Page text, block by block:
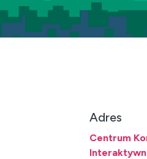
Adres
Centrum